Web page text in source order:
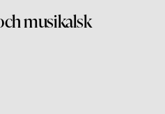
musikalsk